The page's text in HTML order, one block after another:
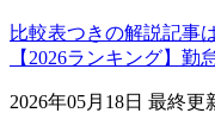
比較表つきの解説記事
【2026ランキング】
2026年05月18日 最終更